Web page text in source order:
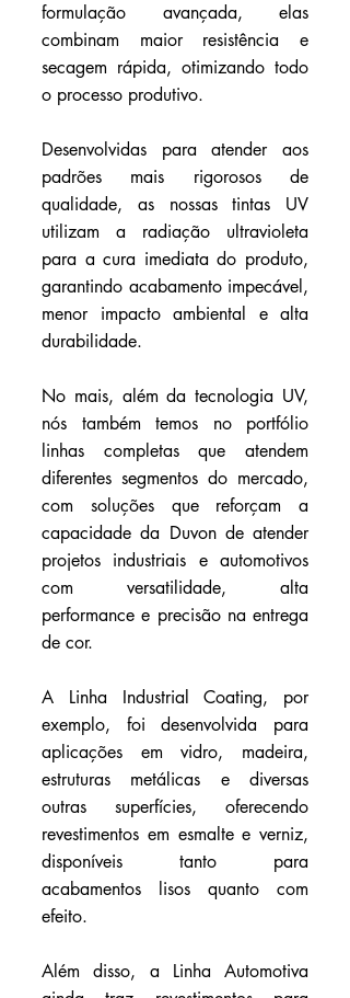
formulação avançada, elas
combinam maior resistência e
secagem rápida, otimizando todo
o processo produtivo.
Desenvolvidas para atender aos
padrões mais rigorosos de
qualidade, as nossas tintas UV
utilizam a radiação ultravioleta
para a cura imediata do produto,
garantindo acabamento impecável,
menor impacto ambiental e alta
durabilidade.
No mais, além da tecnologia UV,
nós também temos no portfólio
linhas completas que atendem
diferentes segmentos do mercado,
com soluções que reforçam a
capacidade da Duvon de atender
projetos industriais e automotivos
com versatilidade, alta
performance e precisão na entrega
de cor.
A Linha Industrial Coating, por
exemplo, foi desenvolvida para
aplicações em vidro, madeira,
estruturas metálicas e diversas
outras superfícies, oferecendo
revestimentos em esmalte e verniz,
disponíveis tanto para
acabamentos lisos quanto com
efeito.
Além disso, a Linha Automotiva